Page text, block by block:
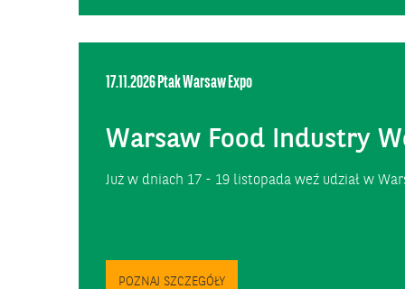
17.11.2026Ptak Warsaw Expo
Warsaw Food Industry
Już w dniach 17 - 19 listopada weź udział w
POZNAJ SZCZEGÓŁY